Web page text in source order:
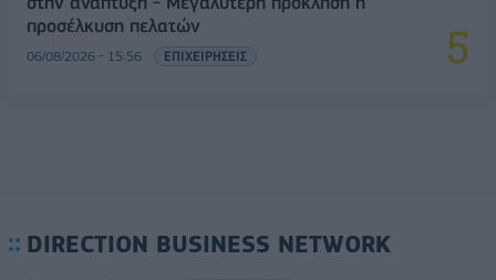
προσέλκυση πελατών
06/08/2026 - 15:56 ΕΠΙΧΕΙΡΗΣΕΙΣ
DIRECTION BUSINESS NETWORK